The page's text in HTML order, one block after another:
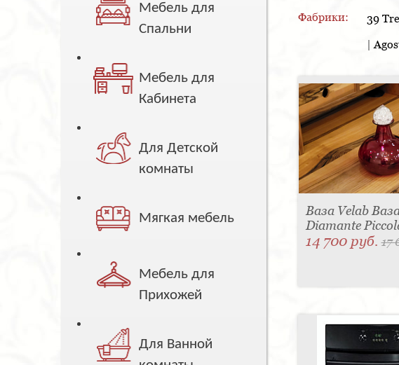
Мебель для
Спальни
Мебель для
Кабинета
Для Детской
комнаты
Мягкая мебель
Мебель для
Прихожей
Для Ванной
Фабрики: 39
|
Ваза Velab
Diamante
14 700 руб.17